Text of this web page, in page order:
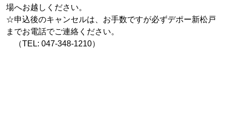
場へお越しください。
☆申込後のキャンセルは、お手数ですが必ずデポー新松戸
までお電話でご連絡ください。
（TEL: 047-348-1210）